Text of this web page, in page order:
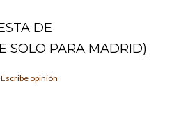
DE
SOLO PARA MADRID)
Escribe opinión